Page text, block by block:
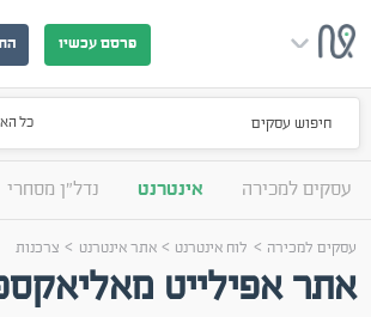
פרסם עכשיו
חיפוש עסקים
עסקים למכירה אינטרנט נדל"ן מסחרי
עסקים למכירה > לוח אינטרנט >אתר אינטרנט > צרכנות
אתר אפילייט